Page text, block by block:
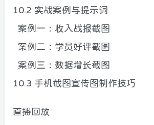
10.2 实战案例与提示词
案例一：收入战报截图
案例二：学员好评截图
案例三：数据增长截图
10.3 手机截图宣传图制作技巧
直播回放